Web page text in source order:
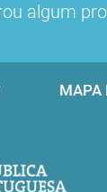
algum
MAPA